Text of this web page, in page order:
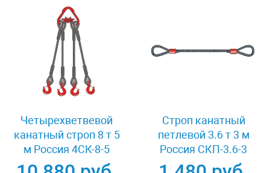
Четырехветвевой
канатный строп 8 т 5
м Россия 4СК-8-5
Строп канатный
петлевой 3.6 т 3 м
Россия СКП-3.6-3